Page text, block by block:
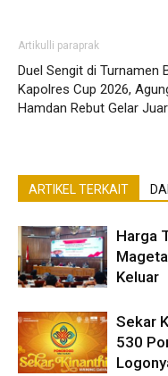
Artikulli paraprak
Duel Sengit di Turnamen
Kapolres Cup 2026,
Hamdan Rebut Gelar
ARTIKEL TERKAIT
Harga
Keluar
Sekar
530